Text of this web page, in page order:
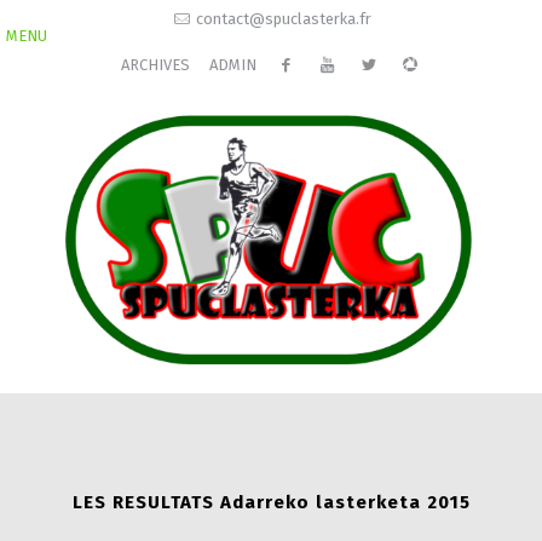
contact@spuclasterka.fr
ARCHIVES ADMIN
MENU
LES RESULTATS Adarreko lasterketa 2015